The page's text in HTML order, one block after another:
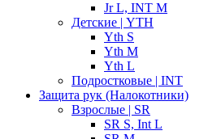
Jr L, INT M
Детские | YTH
Yth S
Yth M
Yth L
Подростковые | INT
Защита рук (Налокотники)
Взрослые | SR
SR S, Int L